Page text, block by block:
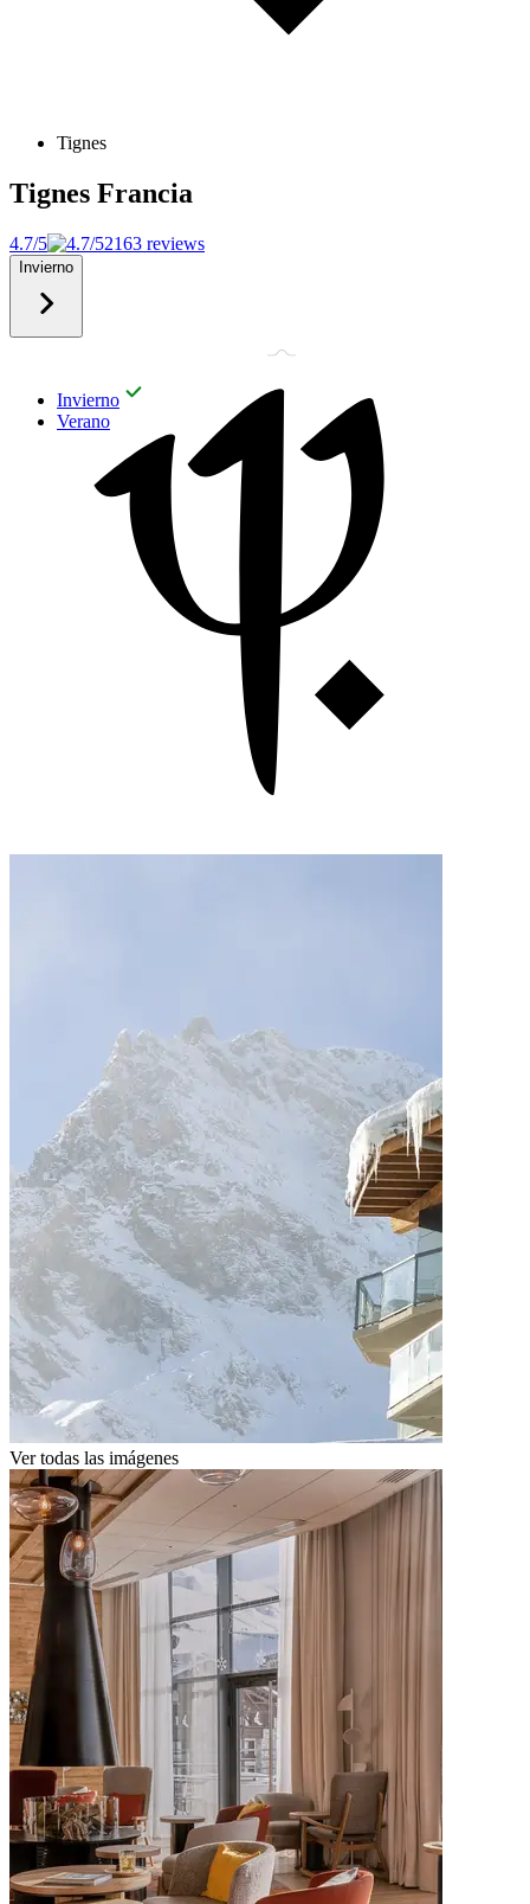
Tignes
Tignes Francia
4.7/5 2163 reviews
Invierno
Invierno
Verano
Ver todas las imágenes